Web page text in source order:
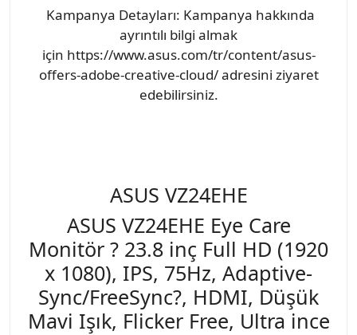
Kampanya Detayları: Kampanya hakkında
ayrıntılı bilgi almak
için https://www.asus.com/tr/content/asus-
offers-adobe-creative-cloud/ adresini ziyaret
edebilirsiniz.
ASUS VZ24EHE
ASUS VZ24EHE Eye Care
Monitör ? 23.8 inç Full HD (1920
x 1080), IPS, 75Hz, Adaptive-
Sync/FreeSync?, HDMI, Düşük
Mavi Işık, Flicker Free, Ultra ince